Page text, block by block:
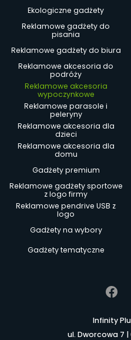
Ekologiczne gadżety
Reklamowe gadżety do
pisania
Reklamowe gadżety do biura
Reklamowe akcesoria do
podróży
Reklamowe akcesoria
wypoczynkowe
Reklamowe parasole i
peleryny
Reklamowe akcesoria dla
dzieci
Reklamowe akcesoria dla
domu
Gadżety premium
Reklamowe gadżety sportowe
z logo firmy
Reklamowe pendrive USB z
logo
Gadżety na wybory
Gadżety tematyczne
Infinity
ul. Dworcowa 7